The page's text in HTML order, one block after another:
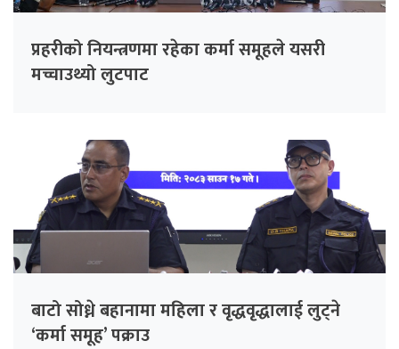
प्रहरीको नियन्त्रणमा रहेका कर्मा समूहले यसरी
मच्चाउथ्यो लुटपाट
बाटो सोध्ने बहानामा महिला र वृद्धवृद्धालाई लुट्ने
‘कर्मा समूह’ पक्राउ